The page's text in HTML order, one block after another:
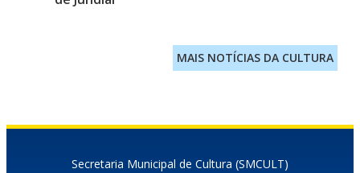
MAIS NOTÍCIAS DA CULTURA
Secretaria Municipal de Cultura (SMCULT)